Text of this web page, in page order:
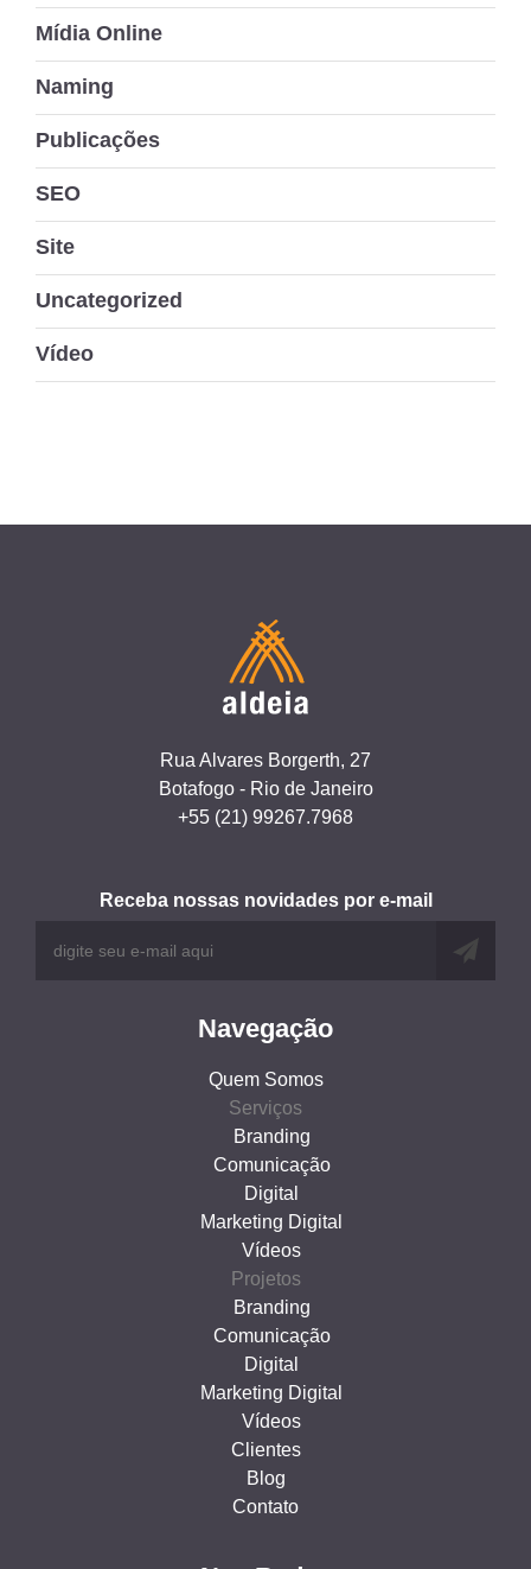
Mídia Online
Naming
Publicações
SEO
Site
Uncategorized
Vídeo
Rua Alvares Borgerth, 27
Botafogo - Rio de Janeiro
+55 (21) 99267.7968
Receba nossas novidades por e-mail
Navegação
Quem Somos
Serviços
Branding
Comunicação
Digital
Marketing Digital
Vídeos
Projetos
Branding
Comunicação
Digital
Marketing Digital
Vídeos
Clientes
Blog
Contato